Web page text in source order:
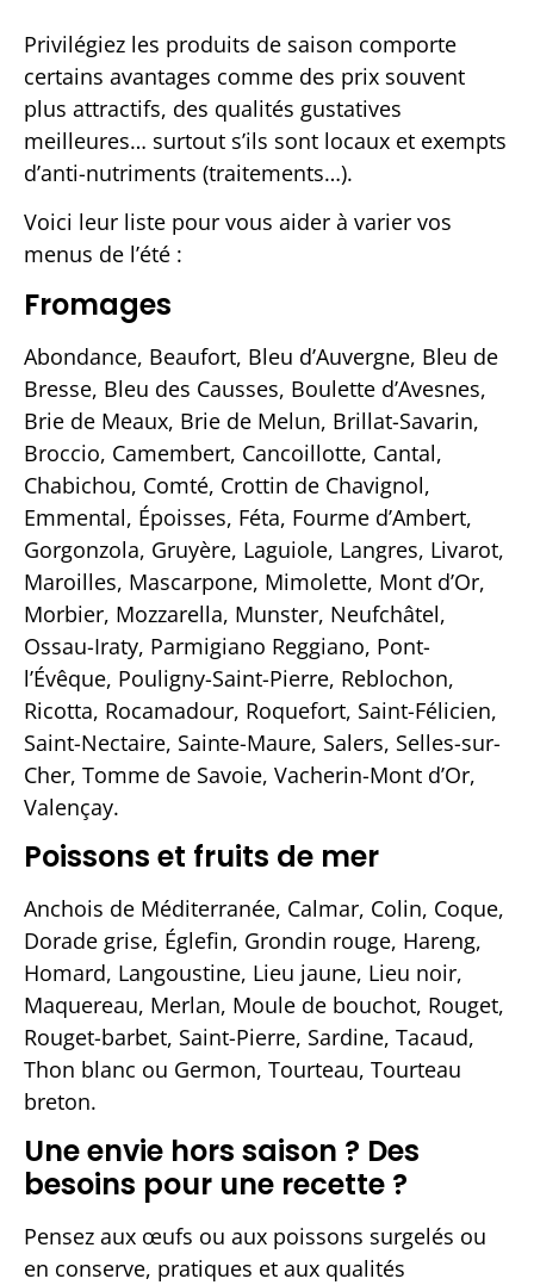
Privilégiez les produits de saison comporte
certains avantages comme des prix souvent
plus attractifs, des qualités gustatives
meilleures… surtout s’ils sont locaux et exempts
d’anti-nutriments (traitements…).
Voici leur liste pour vous aider à varier vos
menus de l’été :
Fromages
Abondance, Beaufort, Bleu d’Auvergne, Bleu de
Bresse, Bleu des Causses, Boulette d’Avesnes,
Brie de Meaux, Brie de Melun, Brillat-Savarin,
Broccio, Camembert, Cancoillotte, Cantal,
Chabichou, Comté, Crottin de Chavignol,
Emmental, Époisses, Féta, Fourme d’Ambert,
Gorgonzola, Gruyère, Laguiole, Langres, Livarot,
Maroilles, Mascarpone, Mimolette, Mont d’Or,
Morbier, Mozzarella, Munster, Neufchâtel,
Ossau-Iraty, Parmigiano Reggiano, Pont-
l’Évêque, Pouligny-Saint-Pierre, Reblochon,
Ricotta, Rocamadour, Roquefort, Saint-Félicien,
Saint-Nectaire, Sainte-Maure, Salers, Selles-sur-
Cher, Tomme de Savoie, Vacherin-Mont d’Or,
Valençay.
Poissons et fruits de mer
Anchois de Méditerranée, Calmar, Colin, Coque,
Dorade grise, Églefin, Grondin rouge, Hareng,
Homard, Langoustine, Lieu jaune, Lieu noir,
Maquereau, Merlan, Moule de bouchot, Rouget,
Rouget-barbet, Saint-Pierre, Sardine, Tacaud,
Thon blanc ou Germon, Tourteau, Tourteau
breton.
Une envie hors saison ? Des
besoins pour une recette ?
Pensez aux œufs ou aux poissons surgelés ou
en conserve, pratiques et aux qualités